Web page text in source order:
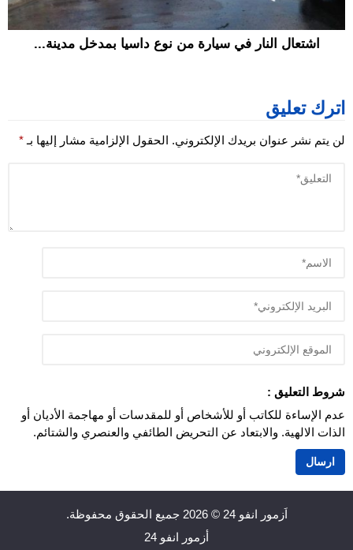
اشتعال النار في سيارة من نوع داسيا بمدخل مدينة...
اترك تعليق
لن يتم نشر عنوان بريدك الإلكتروني. الحقول الإلزامية مشار إليها بـ *
شروط التعليق :
عدم الإساءة للكاتب أو للأشخاص أو للمقدسات أو مهاجمة الأديان أو
الذات الالهية. والابتعاد عن التحريض الطائفي والعنصري والشتائم.
اَزمور انفو 24
© 2026 جميع الحقوق محفوظة.
أزمور انفو 24